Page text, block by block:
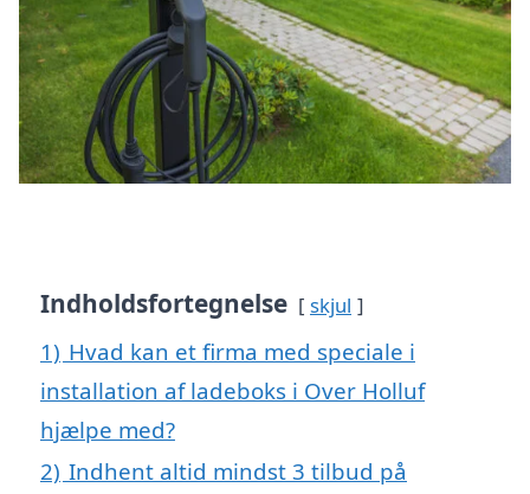
Indholdsfortegnelse skjul
1) Hvad kan et firma med speciale i
installation af ladeboks i Over Holluf
hjælpe med?
2) Indhent altid mindst 3 tilbud på